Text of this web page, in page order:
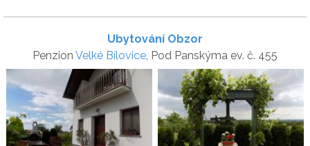
Ubytování Obzor
Penzion Velké Bílovice , Pod Panskýma ev. č. 455